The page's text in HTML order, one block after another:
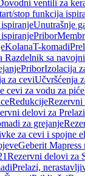
ventili za
stop funkcija
Unutrašnje
Pribor
KolanaT-komadi
Razdelnik sa
PriborIzolacija
za ceviUčvršćenja
cevi za vodu za piće
RedukcijeRezervni
delovi za
za grejanje
za cevi i spojne
Geberit
Rezervni delovi za
Prelazi,